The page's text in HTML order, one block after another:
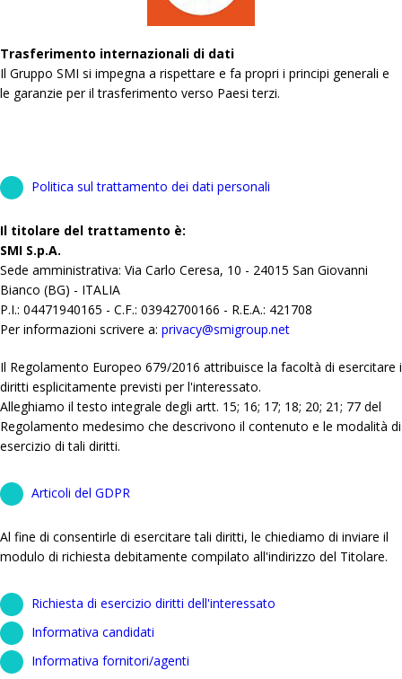
Trasferimento internazionali di dati
Il Gruppo SMI si impegna a rispettare e fa propri i principi generali e
le garanzie per il trasferimento verso Paesi terzi.
Politica sul trattamento dei dati personali
Il titolare del trattamento è:
SMI S.p.A.
Sede amministrativa: Via Carlo Ceresa, 10 - 24015 San Giovanni
Bianco (BG) - ITALIA
P.I.: 04471940165 - C.F.: 03942700166 - R.E.A.: 421708
Per informazioni scrivere a: privacy@smigroup.net
Il Regolamento Europeo 679/2016 attribuisce la facoltà di esercitare i
diritti esplicitamente previsti per l'interessato.
Alleghiamo il testo integrale degli artt. 15; 16; 17; 18; 20; 21; 77 del
Regolamento medesimo che descrivono il contenuto e le modalità di
esercizio di tali diritti.
Articoli del GDPR
Al fine di consentirle di esercitare tali diritti, le chiediamo di inviare il
modulo di richiesta debitamente compilato all'indirizzo del Titolare.
Richiesta di esercizio diritti dell'interessato
Informativa candidati
Informativa fornitori/agenti